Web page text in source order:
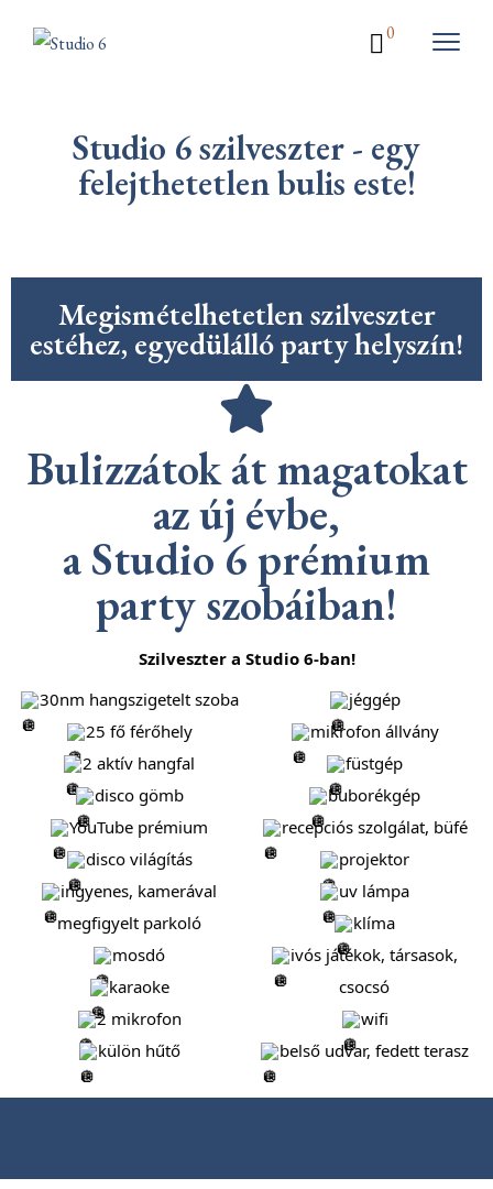
0
Studio 6 szilveszter - egy
felejthetetlen bulis este!
Megismételhetetlen szilveszter
estéhez, egyedülálló party helyszín!
Bulizzátok át magatokat
az új évbe,
a Studio 6 prémium
party szobáiban!
Szilveszter a Studio 6-ban!
30nm hangszigetelt szoba
25 fő férőhely
2 aktív hangfal
disco gömb
YouTube prémium
disco világítás
ingyenes, kamerával
megfigyelt parkoló
mosdó
karaoke
2 mikrofon
külön hűtő
jéggép
mikrofon állvány
füstgép
buborékgép
recepciós szolgálat, büfé
projektor
uv lámpa
klíma
ivós játékok, társasok,
csocsó
wifi
belső udvar, fedett terasz